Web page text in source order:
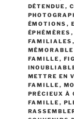
DÉTENDUE ,
ÉMOTIONS ,
ÉPHÉMÈRES ,
FAMILIALES ,
FAMILLE ,
METTRE EN
FAMILLE ,
PRÉCIEUX À
FAMILLE ,